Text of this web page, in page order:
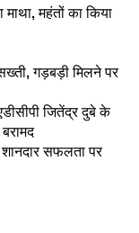
माथा, महंतों का किया
गड़बड़ी मिलने पर
जितेंद्र दुबे के
शानदार सफलता पर